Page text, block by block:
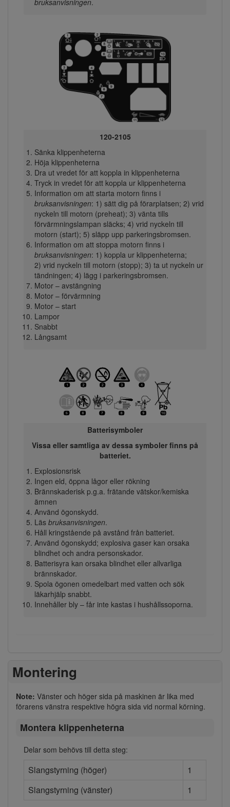
bruksanvisningen.
120-2105
Sänka klippenheterna
Höja klippenheterna
Dra ut vredet för att koppla in klippenheterna
Tryck in vredet för att koppla ur klippenheterna
Information om att starta motorn finns i
bruksanvisningen: 1) sätt dig på förarplatsen; 2) vrid
nyckeln till motorn (preheat); 3) vänta tills
förvärmningslampan släcks; 4) vrid nyckeln till
motorn (start); 5) släpp upp parkeringsbromsen.
Information om att stoppa motorn finns i
bruksanvisningen: 1) koppla ur klippenheterna;
2) vrid nyckeln till motorn (stopp); 3) ta ut nyckeln ur
tändningen; 4) lägg i parkeringsbromsen.
Motor – avstängning
Motor – förvärmning
Motor – start
Lampor
Snabbt
Långsamt
Batterisymboler
Vissa eller samtliga av dessa symboler finns på
batteriet.
Explosionsrisk
Ingen eld, öppna lågor eller rökning
Brännskaderisk p.g.a. frätande vätskor/kemiska
ämnen
Använd ögonskydd.
Läs bruksanvisningen.
Håll kringstående på avstånd från batteriet.
Använd ögonskydd; explosiva gaser kan orsaka
blindhet och andra personskador.
Batterisyra kan orsaka blindhet eller allvarliga
brännskador.
Spola ögonen omedelbart med vatten och sök
läkarhjälp snabbt.
Innehåller bly – får inte kastas i hushållssoporna.
Montering
Note: Vänster och höger sida på maskinen är lika med
förarens vänstra respektive högra sida vid normal körning.
Montera klippenheterna
Delar som behövs till detta steg:
Slangstyrning (höger)
1
Slangstyrning (vänster)
1